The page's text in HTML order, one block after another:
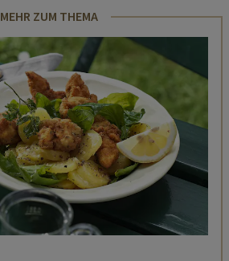
MEHR ZUM THEMA